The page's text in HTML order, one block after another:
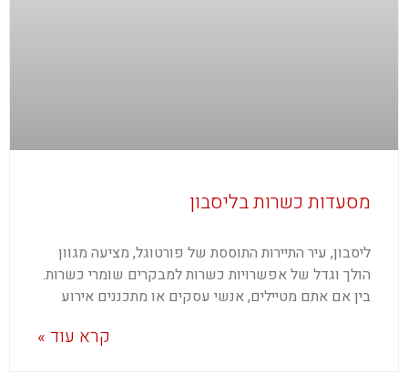
מסעדות כשרות בליסבון
ליסבון, עיר התיירות התוססת של פורטוגל, מציעה מגוון
הולך וגדל של אפשרויות כשרות למבקרים שומרי כשרות.
בין אם אתם מטיילים, אנשי עסקים או מתכננים אירוע
קרא עוד »